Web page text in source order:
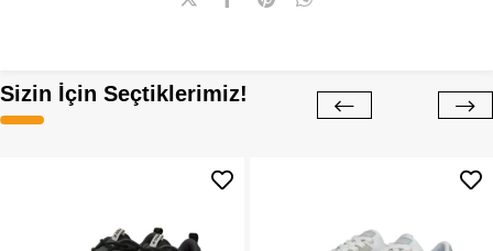
Sizin İçin Seçtiklerimiz!